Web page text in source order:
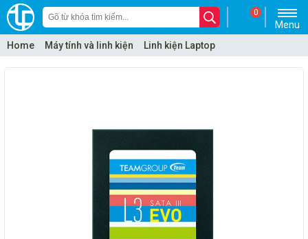
Menu
0
Home Máy tính và linh kiện
Linh kiện Laptop
Ổ cứng thể rắn - SSD